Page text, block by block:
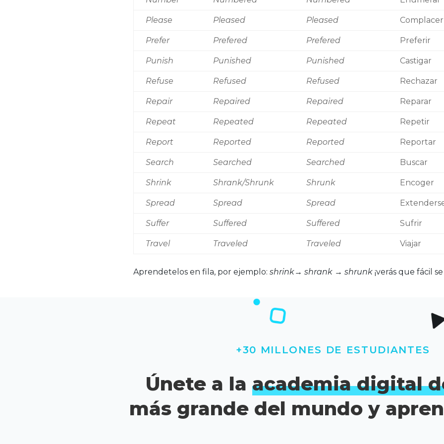
Please Pleased Pleased Complacer
Prefer Prefered Prefered Preferir
Punish Punished Punished Castigar
Refuse Refused Refused Rechazar
Repair Repaired Repaired Reparar
Repeat Repeated Repeated Repetir
Report Reported Reported Reportar
Search Searched Searched Buscar
Shrink Shrank/Shrunk Shrunk Encoger
Spread Spread Spread
Suffer Suffered Suffered Sufrir
Travel Traveled Traveled Viajar
Aprendetelos en fila, por ejemplo: shrink→ shrank → shrunk ¡verás que fácil
+30 MILLONES DE ESTUDIANTES
Únete a la academia digital
más grande del mundo y